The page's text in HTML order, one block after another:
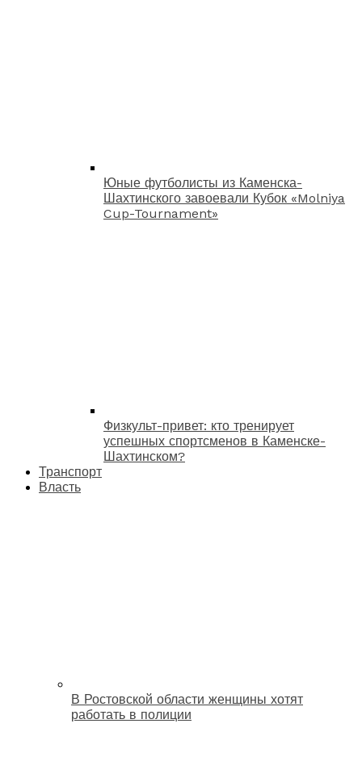
Юные футболисты из Каменска-
Шахтинского завоевали Кубок «Molniya
Cup-Tournament»
Физкульт-привет: кто тренирует
успешных спортсменов в Каменске-
Шахтинском?
Транспорт
Власть
В Ростовской области женщины хотят
работать в полиции